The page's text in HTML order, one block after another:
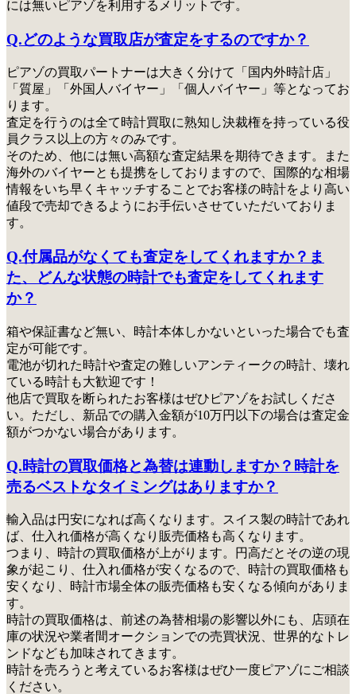
には無いピアゾを利用するメリットです。
Q.どのような買取店が査定をするのですか？
ピアゾの買取パートナーは大きく分けて「国内外時計店」
「質屋」「外国人バイヤー」「個人バイヤー」等となってお
ります。
査定を行うのは全て時計買取に熟知し決裁権を持っている役
員クラス以上の方々のみです。
そのため、他には無い高額な査定結果を期待できます。また
海外のバイヤーとも提携をしておりますので、国際的な相場
情報をいち早くキャッチすることでお客様の時計をより高い
値段で売却できるようにお手伝いさせていただいておりま
す。
Q.付属品がなくても査定をしてくれますか？ま
た、どんな状態の時計でも査定をしてくれます
か？
箱や保証書など無い、時計本体しかないといった場合でも査
定が可能です。
電池が切れた時計や査定の難しいアンティークの時計、壊れ
ている時計も大歓迎です！
他店で買取を断られたお客様はぜひピアゾをお試しくださ
い。ただし、新品での購入金額が10万円以下の場合は査定金
額がつかない場合があります。
Q.時計の買取価格と為替は連動しますか？時計を
売るベストなタイミングはありますか？
輸入品は円安になれば高くなります。スイス製の時計であれ
ば、仕入れ価格が高くなり販売価格も高くなります。
つまり、時計の買取価格が上がります。円高だとその逆の現
象が起こり、仕入れ価格が安くなるので、時計の買取価格も
安くなり、時計市場全体の販売価格も安くなる傾向がありま
す。
時計の買取価格は、前述の為替相場の影響以外にも、店頭在
庫の状況や業者間オークションでの売買状況、世界的なトレ
ンドなども加味されてきます。
時計を売ろうと考えているお客様はぜひ一度ピアゾにご相談
ください。